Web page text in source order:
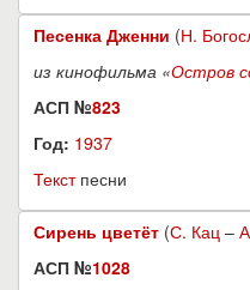
Песенка Дженни (Н.
из кинофильма «Остров
АСП №823
Год: 1937
Текстпесни
Сирень цветёт (С. Кац –
АСП №1028